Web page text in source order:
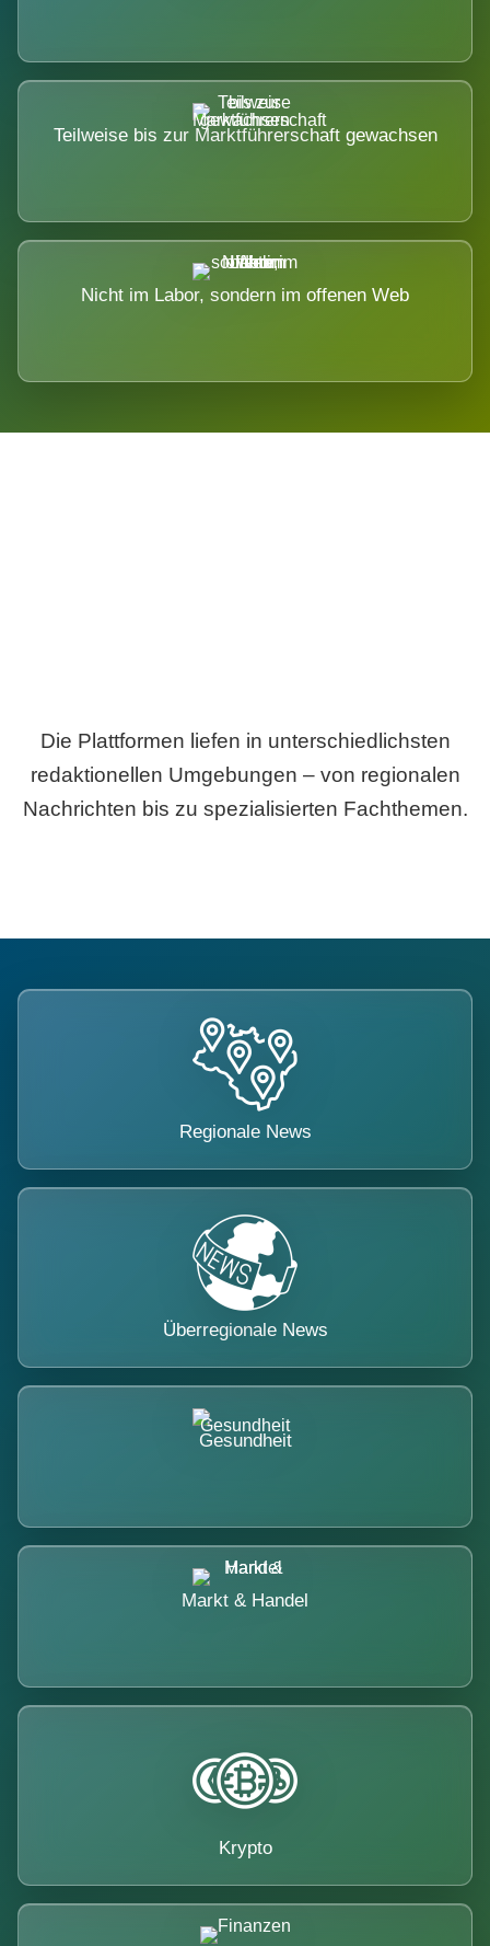
Teilweise bis zur Marktführerschaft gewachsen
Nicht im Labor, sondern im offenen Web
Die Plattformen liefen in unterschiedlichsten
redaktionellen Umgebungen – von regionalen
Nachrichten bis zu spezialisierten Fachthemen.
Regionale News
Überregionale News
Gesundheit
Markt & Handel
Krypto